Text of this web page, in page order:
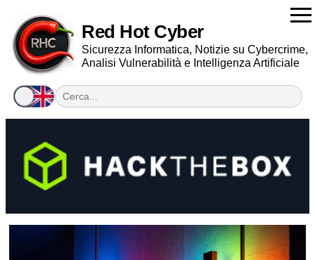
Red Hot Cyber
Sicurezza Informatica, Notizie su Cybercrime,
Analisi Vulnerabilità e Intelligenza Artificiale